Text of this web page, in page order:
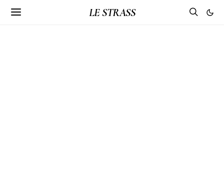
LE STRASS